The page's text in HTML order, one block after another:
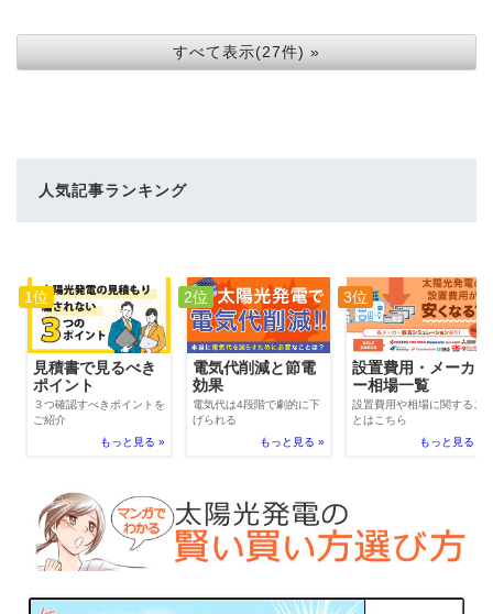
すべて表示(27件) »
人気記事ランキング
1位
見積書で見るべき
ポイント
３つ確認すべきポイントを
ご紹介
もっと見る »
2位
電気代削減と節電
効果
電気代は4段階で劇的に下
げられる
もっと見る »
3位
設置費用・メーカ
ー相場一覧
設置費用や相場に関するこ
とはこちら
もっと見る »